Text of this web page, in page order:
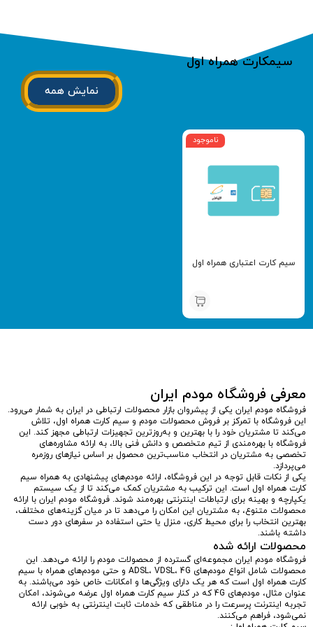
سیمکارت همراه اول
نمایش همه
ناموجود
سیم کارت اعتباری همراه اول
معرفی فروشگاه مودم ایران
فروشگاه مودم ایران یکی از پیشروان بازار محصولات ارتباطی در ایران به شمار می‌رود.
این فروشگاه با تمرکز بر فروش محصولات مودم و سیم کارت همراه اول، تلاش
می‌کند تا مشتریان خود را با بهترین و به‌روزترین تجهیزات ارتباطی مجهز کند. این
فروشگاه با بهره‌مندی از تیم متخصص و دانش فنی بالا، به ارائه مشاوره‌های
تخصصی به مشتریان در انتخاب مناسب‌ترین محصول بر اساس نیازهای روزمره
می‌پردازد.
یکی از نکات قابل توجه در این فروشگاه، ارائه مودم‌های پیشنهادی به همراه سیم
کارت همراه اول است. این ترکیب به مشتریان کمک می‌کند تا از یک سیستم
یکپارچه و بهینه برای ارتباطات اینترنتی بهره‌مند شوند. فروشگاه مودم ایران با ارائه
محصولات متنوع، به مشتریان این امکان را می‌دهد تا در میان گزینه‌های مختلف،
بهترین انتخاب را برای محیط کاری، منزل یا حتی استفاده در سفرهای دور دست
داشته باشند.
محصولات ارائه شده
فروشگاه مودم ایران مجموعه‌ای گسترده از محصولات مودم را ارائه می‌دهد. این
محصولات شامل انواع مودم‌های ADSL، VDSL، 4G و حتی مودم‌های همراه با سیم
کارت همراه اول است که هر یک دارای ویژگی‌ها و امکانات خاص خود می‌باشند. به
عنوان مثال، مودم‌های 4G که در کنار سیم کارت همراه اول عرضه می‌شوند، امکان
تجربه اینترنت پرسرعت را در مناطقی که خدمات ثابت اینترنتی به خوبی ارائه
نمی‌شود، فراهم می‌کنند.